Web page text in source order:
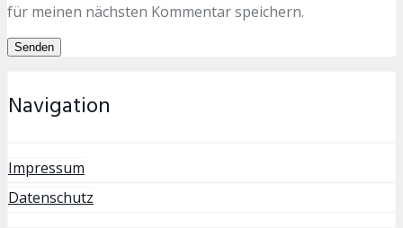
für meinen nächsten Kommentar speichern.
Navigation
Impressum
Datenschutz